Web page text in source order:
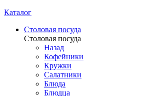
Каталог
Столовая посуда
Столовая посуда
Назад
Кофейники
Кружки
Салатники
Блюда
Блюдца